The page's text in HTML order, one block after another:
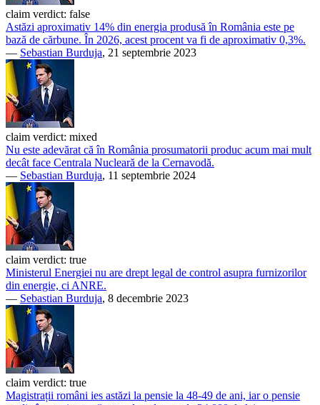
claim verdict: false
Astăzi aproximativ 14% din energia produsă în România este pe
bază de cărbune. În 2026, acest procent va fi de aproximativ 0,3%.
— Sebastian Burduja, 21 septembrie 2023
claim verdict: mixed
Nu este adevărat că în România prosumatorii produc acum mai mult
decât face Centrala Nucleară de la Cernavodă.
— Sebastian Burduja, 11 septembrie 2024
claim verdict: true
Ministerul Energiei nu are drept legal de control asupra furnizorilor
din energie, ci ANRE.
— Sebastian Burduja, 8 decembrie 2023
claim verdict: true
Magistrații români ies astăzi la pensie la 48-49 de ani, iar o pensie